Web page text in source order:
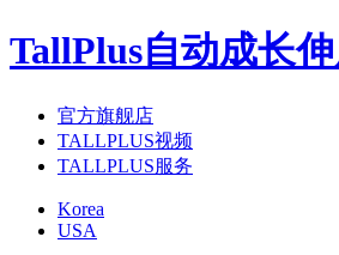
TallPlus自动成长
官方旗舰店
TALLPLUS视频
TALLPLUS服务
Korea
USA